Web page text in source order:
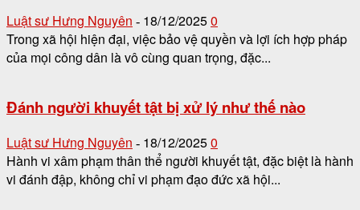
Luật sư Hưng Nguyên - 18/12/20250
Trong xã hội hiện đại, việc bảo vệ quyền và lợi ích hợp pháp
của mọi công dân là vô cùng quan trọng, đặc...
Đánh người khuyết tật bị xử lý như thế nào
Luật sư Hưng Nguyên - 18/12/20250
Hành vi xâm phạm thân thể người khuyết tật, đặc biệt là hành
vi đánh đập, không chỉ vi phạm đạo đức xã hội...